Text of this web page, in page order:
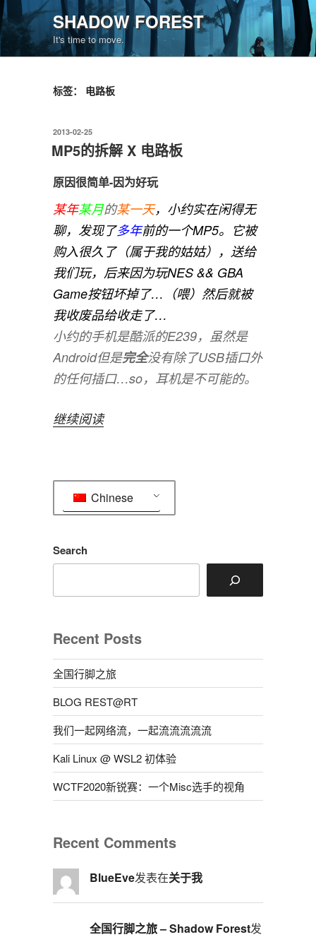
跳
至
内
容
SHADOW FOREST
It's time to move.
标签： 电路板
发
布
于
2013-02-25
MP5的拆解 X 电路板
原因很简单-因为好玩
某年某月的某一天，小约实在闲得无
聊，发现了多年前的一个MP5。它被
购入很久了（属于我的姑姑），送给
我们玩，后来因为玩NES && GBA
Game按钮坏掉了…（喂）然后就被
我收废品给收走了…
小约的手机是酷派的E239，虽然是
Android但是完全没有除了USB插口外
的任何插口…so，耳机是不可能的。
继续阅读“MP5
解
X
板”
Chinese
Search
Recent Posts
全国行脚之旅
BLOG REST@RT
我们一起网络流，一起流流流流流
Kali Linux @ WSL2 初体验
WCTF2020新锐赛：一个Misc选手的视角
Recent Comments
BlueEve发表在关于我
全国行脚之旅 – Shadow Forest发